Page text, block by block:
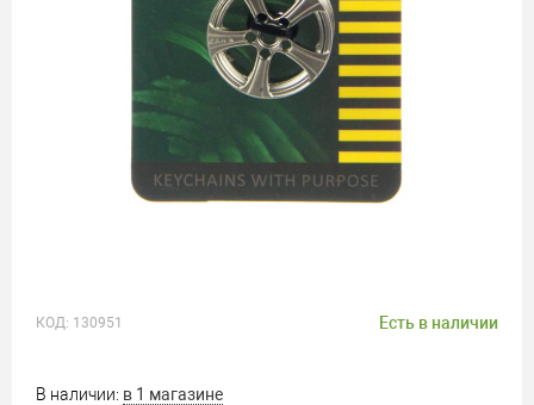
КОД: 130951 Есть в наличии
В наличии: в 1 магазине